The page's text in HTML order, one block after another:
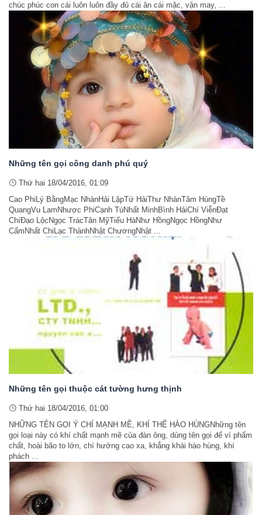
chúc phúc con cái luôn luôn đầy đủ cái ăn cái mặc, vận may, ...
Những tên gọi công danh phú quý
Thứ hai 18/04/2016, 01:09
Cao PhiLý BằngMạc NhànHải LậpTứ HảiThư NhànTâm HùngTề
QuangVu LamNhược PhiCạnh TúNhất MinhBình HảiChí ViễnĐạt
ChíĐạo LộcNgọc TrácTân MỹTiểu HàNhư HồngNgọc HồngNhư
CẩmNhất ChiLạc ThànhNhật ChươngNhật ...
Những tên gọi thuộc cát tường hưng thịnh
Thứ hai 18/04/2016, 01:00
NHỮNG TÊN GỌI Ý CHÍ MẠNH MẼ, KHÍ THẾ HÀO HÙNGNhững tên
gọi loại này có khí chất mạnh mẽ của đàn ông, dùng tên gọi để ví phẩm
chất, hoài bão to lớn, chí hướng cao xa, khẳng khái hào hùng, khí
phách ...